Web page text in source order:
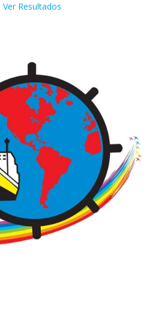
Ver Resultados